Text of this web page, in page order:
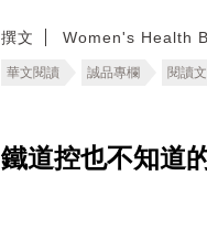
撰文 Women's Health
華文閱讀 誠品專欄 閱讀
鐵道控也不知道